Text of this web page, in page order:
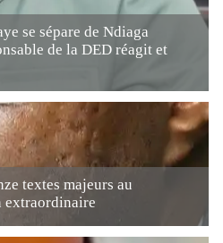
se sépare de Ndiaga
de la DED réagit et
textes majeurs au
extraordinaire